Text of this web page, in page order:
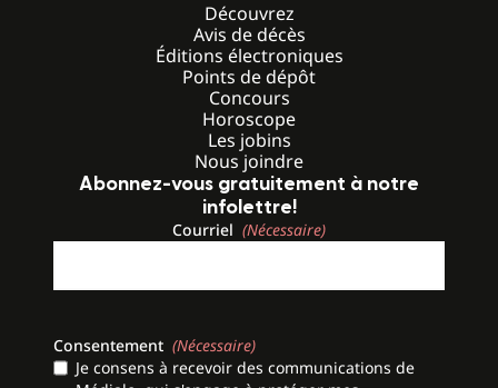
Découvrez
Avis de décès
Éditions électroniques
Points de dépôt
Concours
Horoscope
Les jobins
Nous joindre
Abonnez-vous gratuitement à notre
infolettre!
Courriel (Nécessaire)
Consentement (Nécessaire)
Je consens à recevoir des communications de